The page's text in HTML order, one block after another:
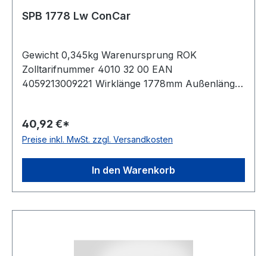
SPB 1778 Lw ConCar
Gewicht 0,345kg Warenursprung ROK
Zolltarifnummer 4010 32 00 EAN
4059213009221 Wirklänge 1778mm Außenlänge
Norm DIN 7753 Material Neoprene Zugstrang
Polyester Breite 16,3mm Höhe 13mm
40,92 €*
Preise inkl. MwSt. zzgl. Versandkosten
In den Warenkorb